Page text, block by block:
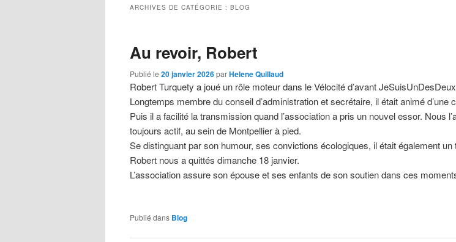
au
principal
au
secondaire
ARCHIVES DE CATÉGORIE : BLOG
Au revoir, Robert
Publié le 20 janvier 2026parHelene Quillaud
Robert Turquety a joué un rôle moteur dans le Vélocité d’avant
Longtemps membre du conseil d’administration et secrétaire, il était animé d’une
Puis il a facilité la transmission quand l’association a pris un nouvel essor. Nous
toujours actif, au sein de Montpellier à pied.
Se distinguant par son humour, ses convictions écologiques, il était également un
Robert nous a quittés dimanche 18 janvier.
L’association assure son épouse et ses enfants de son soutien dans ces
Publié dans Blog